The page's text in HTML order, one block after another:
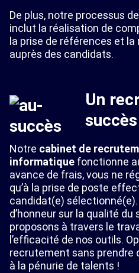
De plus, notre processus
inclut la réalisation de
la prise de références et
auprès des candidats.
Un
Notre cabinet de
informatique fonctionne
avance de frais, vous ne
qu’à la prise de poste
candidat(e)
d’honneur sur la qualité du
proposons à travers le
l’efficacité de nos outils.
recrutement sans prendre
à la pénurie de talents !